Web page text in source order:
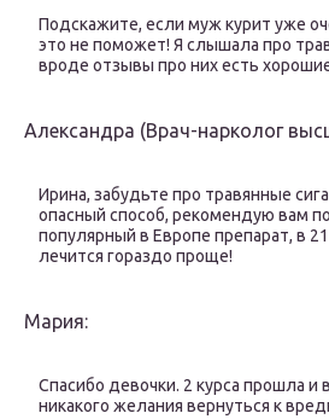
Подскажите, если муж курит уже
это не поможет! Я слышала про
вроде отзывы про них есть
Александра (Врач-нарколог
Ирина, забудьте про травянные
опасный способ, рекомендую вам
популярный в Европе препарат, в
лечится гораздо проще!
Мария:
Спасибо девочки. 2 курса прошла
никакого желания вернуться к